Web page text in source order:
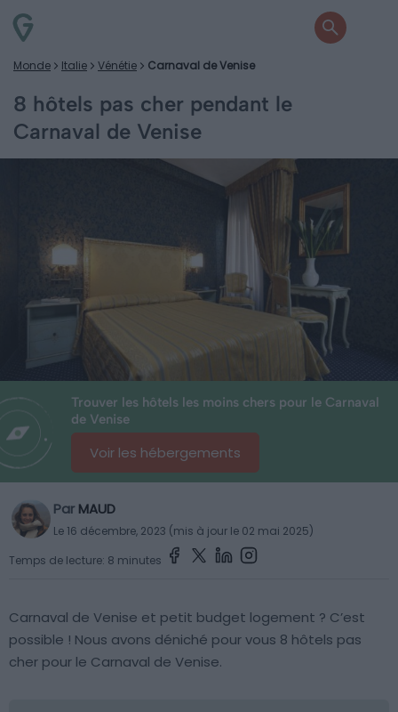
Monde Italie Vénétie Carnaval de Venise
8 hôtels pas cher pendant le
Carnaval de Venise
Trouver les hôtels les moins chers pour le Carnaval
de Venise
Voir les hébergements
Par MAUD
Le 16 décembre, 2023 (mis à jour le 02 mai 2025)
Temps de lecture: 8 minutes
Carnaval de Venise et petit budget logement ? C’est
possible ! Nous avons déniché pour vous 8 hôtels pas
cher pour le Carnaval de Venise.